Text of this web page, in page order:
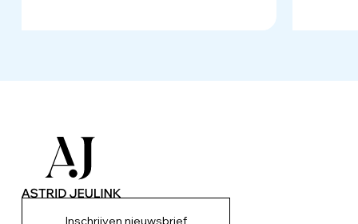
Inschrijven nieuwsbrief